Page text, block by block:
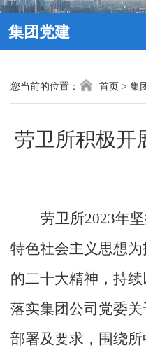
集
介
集
党
建
集团党建
您当前的位置： 首页 > 集
劳卫所积极开
劳卫所2023年
特色社会主义思想
的二十大精神，持
落实集团公司党委
部署及要求，围绕所